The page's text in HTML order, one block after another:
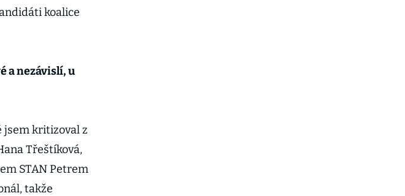
koalice
a nezávislí, u
jsem kritizoval z
Třeštíková,
STAN Petrem
takže